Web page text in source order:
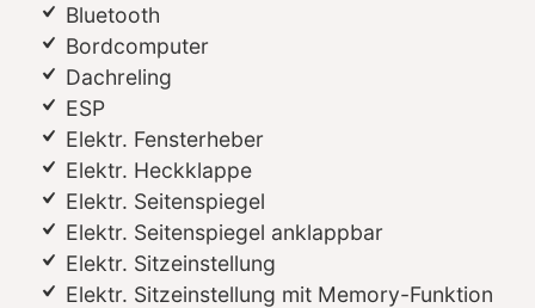
Bluetooth
Bordcomputer
Dachreling
ESP
Elektr. Fensterheber
Elektr. Heckklappe
Elektr. Seitenspiegel
Elektr. Seitenspiegel anklappbar
Elektr. Sitzeinstellung
Elektr. Sitzeinstellung mit Memory-Funktion